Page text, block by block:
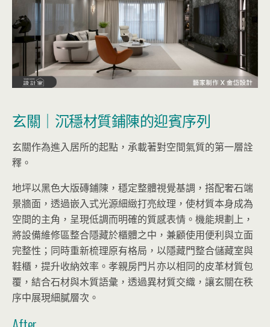
玄關｜沉穩材質鋪陳的迎賓序列
玄關作為進入居所的起點，承載著對空間氣質的第一層詮
釋。
地坪以黑色大版磚鋪陳，穩定整體視覺基調，搭配奢石端
景牆面，透過嵌入式光源細緻打亮紋理，使材質本身成為
空間的主角，呈現低調而明確的質感表情。機能規劃上，
將設備維修區整合隱藏於櫃體之中，兼顧使用便利與立面
完整性；同時重新梳理原有格局，以隱藏門整合儲藏室與
鞋櫃，提升收納效率。孝親房門片亦以相同的皮革材質包
覆，結合石材與木質語彙，透過異材質交織，讓玄關在秩
序中展現細膩層次。